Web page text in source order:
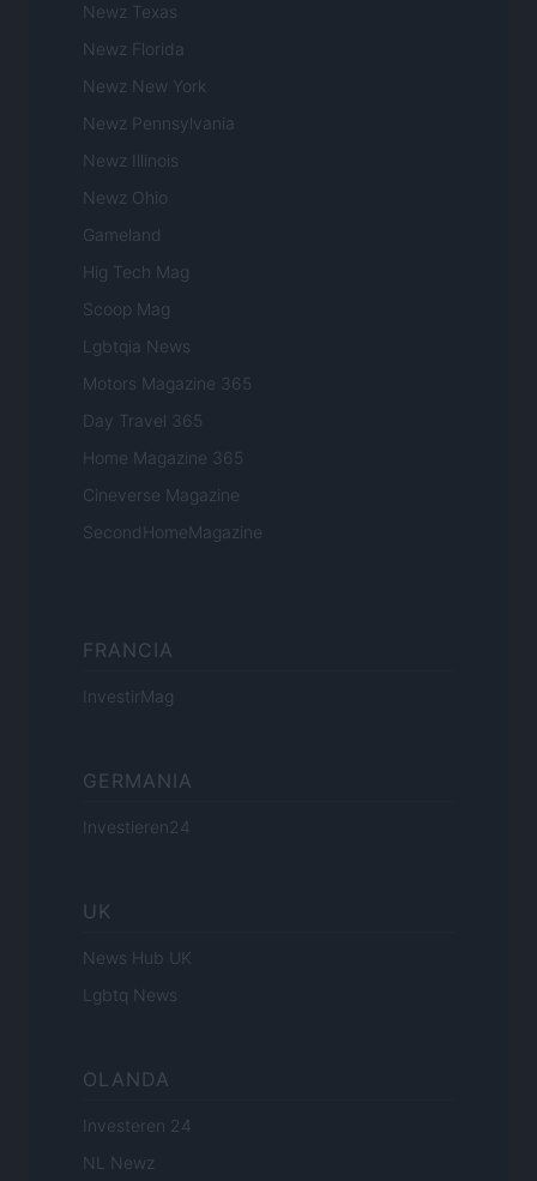
Newz Texas
Newz Florida
Newz New York
Newz Pennsylvania
Newz Illinois
Newz Ohio
Gameland
Hig Tech Mag
Scoop Mag
Lgbtqia News
Motors Magazine 365
Day Travel 365
Home Magazine 365
Cineverse Magazine
SecondHomeMagazine
FRANCIA
InvestirMag
GERMANIA
Investieren24
UK
News Hub UK
Lgbtq News
OLANDA
Investeren 24
NL Newz